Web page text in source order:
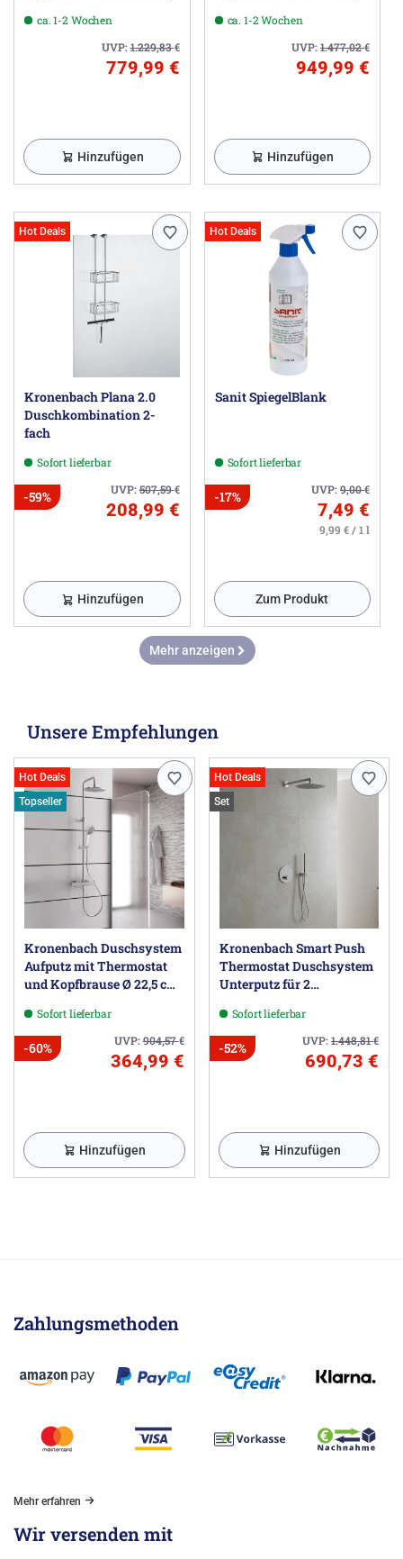
ca. 1-2 Wochen
UVP:1.229,83€
779,99 €
Hinzufügen
ca. 1-2 Wochen
UVP:1.477,02€
949,99 €
Hinzufügen
Hot Deals
Kronenbach Plana 2.0
Duschkombination 2-
fach
Sofort lieferbar
UVP:507,59€
-59%
208,99 €
Hinzufügen
Hot Deals
Sanit SpiegelBlank
Sofort lieferbar
UVP:9,00€
-17%
7,49 €
9,99 € / 1 l
Zum Produkt
Mehr anzeigen
Unsere Empfehlungen
Hot Deals
Topseller
Kronenbach Duschsystem
Aufputz mit Thermostat
und Kopfbrause Ø 22,5 cm,
Sofort lieferbar
UVP:904,57€
-60%
364,99 €
Hinzufügen
Hot Deals
Set
Kronenbach Smart Push
Thermostat Duschsystem
Unterputz für 2
Sofort lieferbar
UVP:1.448,81€
-52%
690,73 €
Hinzufügen
Zahlungsmethoden
Mehr erfahren
Wir versenden mit